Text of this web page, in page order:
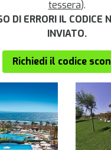
tessera).
DI ERRORI IL CODICE
INVIATO.
Richiedi il codice